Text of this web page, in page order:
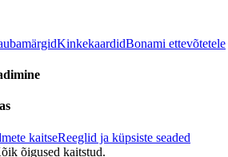
KinkekaardidBonami ettevõtetele
kaitseReeglid ja küpsiste seaded
õigused kaitstud.